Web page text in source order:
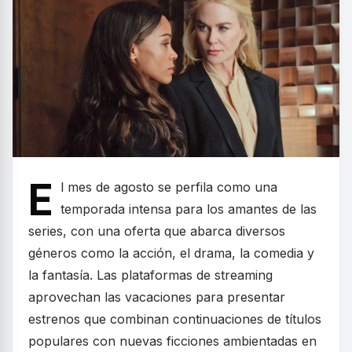
E
l mes de agosto se perfila como una
temporada intensa para los amantes de las
series, con una oferta que abarca diversos
géneros como la acción, el drama, la comedia y
la fantasía. Las plataformas de streaming
aprovechan las vacaciones para presentar
estrenos que combinan continuaciones de títulos
populares con nuevas ficciones ambientadas en